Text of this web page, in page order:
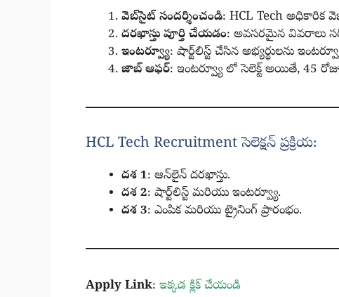
వెబ్‌సైట్ సందర్శించండి: HCL Tech
దరఖాస్తు పూర్తి చేయడం: అవసరమైన వివరాలు
ఇంటర్వ్యూ: షార్ట్‌లిస్ట్ చేసిన అభ్యర్థులను
జాబ్ ఆఫర్: ఇంటర్వ్యూ లో సెలెక్ట్ అయితే, 45
HCL Tech Recruitment సెలెక్షన్ ప్రక్రియ:
దశ 1: ఆన్‌లైన్ దరఖాస్తు.
దశ 2: షార్ట్‌లిస్ట్ మరియు ఇంటర్వ్యూ.
దశ 3: ఎంపిక మరియు ట్రైనింగ్ ప్రారంభం.
Apply Link: ఇక్కడ క్లిక్ చేయండి